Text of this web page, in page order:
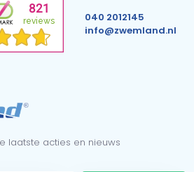
040 2012145
info@zwemland.nl
laatste acties en nieuws